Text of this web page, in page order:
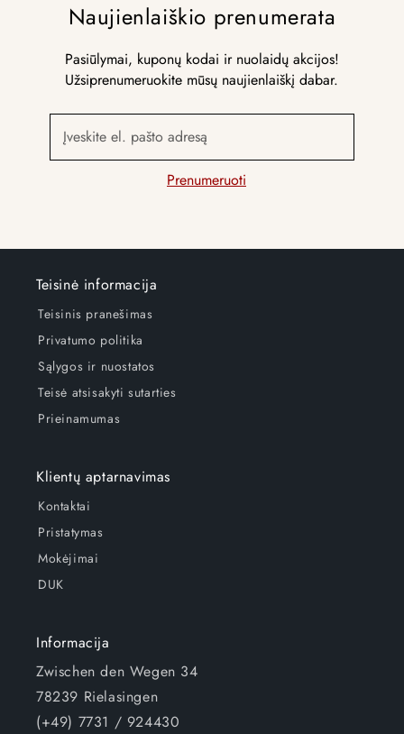
Naujienlaiškio prenumerata
Pasiūlymai, kuponų kodai ir nuolaidų akcijos!
Užsiprenumeruokite mūsų naujienlaiškį dabar.
Įveskite el. pašto adresą
Prenumeruoti
Teisinė informacija
Teisinis pranešimas
Privatumo politika
Sąlygos ir nuostatos
Teisė atsisakyti sutarties
Prieinamumas
Klientų aptarnavimas
Kontaktai
Pristatymas
Mokėjimai
DUK
Informacija
Zwischen den Wegen 34
78239 Rielasingen
(+49) 7731 / 924430